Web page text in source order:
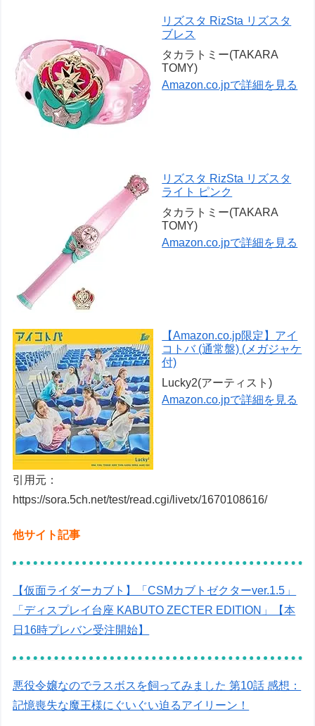
リズスタ RizSta リズスタ
ブレス
タカラトミー(TAKARA
TOMY)
Amazon.co.jpで詳細を見る
リズスタ RizSta リズスタ
ライト ピンク
タカラトミー(TAKARA
TOMY)
Amazon.co.jpで詳細を見る
【Amazon.co.jp限定】アイ
コトバ (通常盤) (メガジャケ
付)
Lucky2(アーティスト)
Amazon.co.jpで詳細を見る
引用元：
https://sora.5ch.net/test/read.cgi/livetx/1670108616/
他サイト記事
【仮面ライダーカブト】「CSMカブトゼクターver.1.5」
「ディスプレイ台座 KABUTO ZECTER EDITION」【本
日16時プレバン受注開始】
悪役令嬢なのでラスボスを飼ってみました 第10話 感想：
記憶喪失な魔王様にぐいぐい迫るアイリーン！